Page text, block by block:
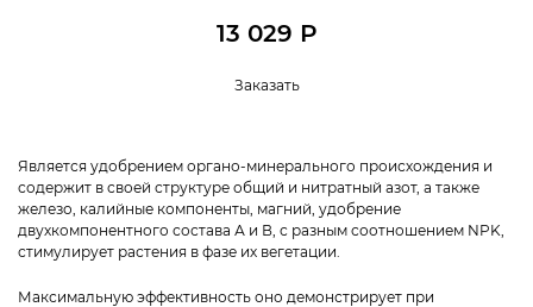
13 029 Р
Заказать
Является удобрением органо-минерального происхождения и
содержит в своей структуре общий и нитратный азот, а также
железо, калийные компоненты, магний, удобрение
двухкомпонентного состава А и В, с разным соотношением NPK,
стимулирует растения в фазе их вегетации.
Максимальную эффективность оно демонстрирует при